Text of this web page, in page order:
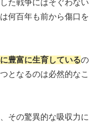
た戦争にはそぐわない
何百年も前から傷口を
豊富に生育しているの
となるのは必然的なこ
その驚異的な吸収力に